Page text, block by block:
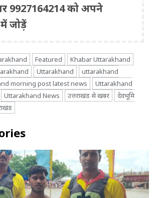
9927164214 को अपने
में जोड़ें
Featured
Khabar Uttarakhand
Uttarakhand
uttarakhand
morning post latest news
Uttarakhand
Uttarakhand News उत्तराखंड से खबर
देवभूमि